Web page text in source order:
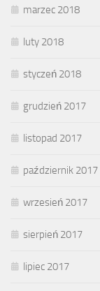
marzec 2018
luty 2018
styczeń 2018
grudzień 2017
listopad 2017
październik 2017
wrzesień 2017
sierpień 2017
lipiec 2017